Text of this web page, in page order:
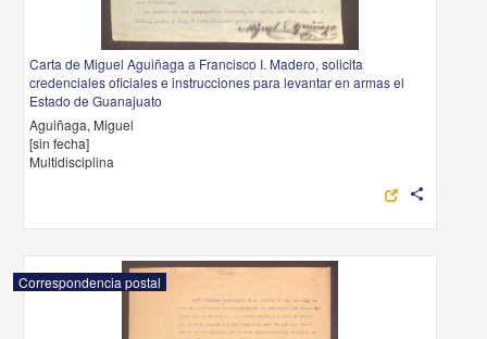
Carta de Miguel Aguiñaga a Francisco I. Madero, solicita
credenciales oficiales e instrucciones para levantar en armas el
Estado de Guanajuato
Aguiñaga, Miguel
[sin fecha]
Multidisciplina
share
Correspondencia postal